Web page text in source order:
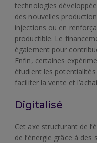
technologies
des nouvelles
injections ou en
productible. Le
également pour
Enfin, certaines
étudient les
faciliter la vente et
Digitalisé
Cet axe structurant de
de l’énergie grâce à